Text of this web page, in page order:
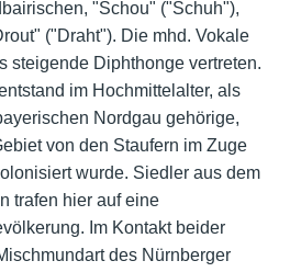
"Schou" ("Schuh"),
("Draht"). Die mhd. Vokale
steigende Diphthonge vertreten.
im Hochmittelalter, als
Nordgau gehörige,
von den Staufern im Zuge
wurde. Siedler aus dem
trafen hier auf eine
Im Kontakt beider
des Nürnberger